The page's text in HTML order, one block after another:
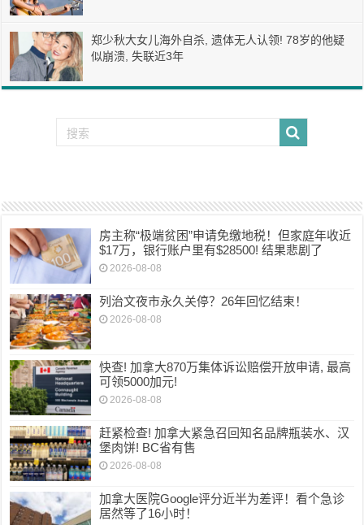
郑少秋大女儿海外自杀, 遗体无人认领! 78岁的他疑
似崩溃, 失联近3年
房主称“极端贫困”申请免缴地税！但家庭年收近
$17万，银行账户里有$28500! 结果悲剧了
2026-08-08
列治文夜市永久关停？26年回忆结束！
2026-08-08
快查! 加拿大870万集体诉讼赔偿开放申请, 最高
可领5000加元!
2026-08-08
赶紧检查! 加拿大紧急召回知名品牌瓶装水、汉
堡肉饼! BC省有售
2026-08-08
加拿大医院Google评分近半为差评！看个急诊
居然等了16小时！